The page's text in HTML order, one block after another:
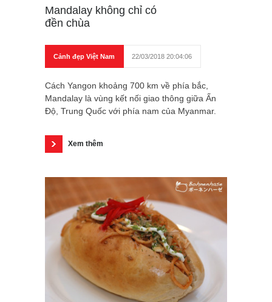
Mandalay không chỉ có
đền chùa
Cảnh đẹp Việt Nam 22/03/2018 20:04:06
Cách Yangon khoảng 700 km về phía bắc,
Mandalay là vùng kết nối giao thông giữa Ấn
Độ, Trung Quốc với phía nam của Myanmar.
Xem thêm